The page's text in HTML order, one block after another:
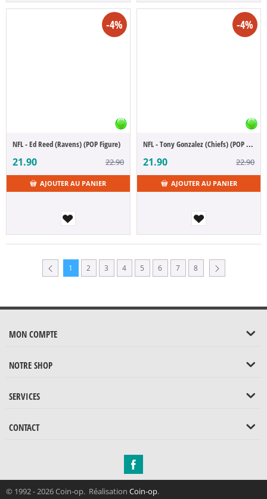
-4%
NFL - Ed Reed (Ravens) (POP Figure)
21.90 22.90
AJOUTER AU PANIER
-4%
NFL - Tony Gonzalez (Chiefs) (POP Figure)
21.90 22.90
AJOUTER AU PANIER
1 2 3 4 5 6 7 8
MON COMPTE
NOTRE SHOP
SERVICES
CONTACT
© 1992 - 2026 Coin-op. Réalisation Coin-op.